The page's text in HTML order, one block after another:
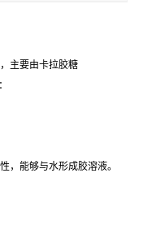
主要由卡拉胶糖
，能够与水形成胶溶液。